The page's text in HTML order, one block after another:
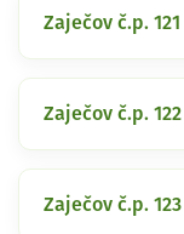
Zaječov č.p. 121
Zaječov č.p. 122
Zaječov č.p. 123